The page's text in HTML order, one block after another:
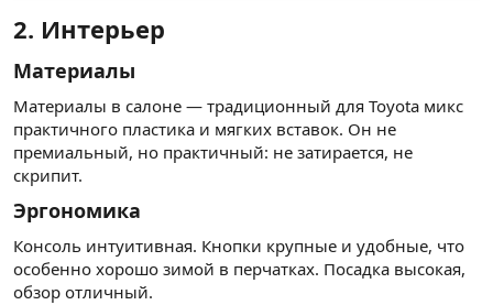
2. Интерьер
Материалы
Материалы в салоне — традиционный для Toyota микс
практичного пластика и мягких вставок. Он не
премиальный, но практичный: не затирается, не
скрипит.
Эргономика
Консоль интуитивная. Кнопки крупные и удобные, что
особенно хорошо зимой в перчатках. Посадка высокая,
обзор отличный.